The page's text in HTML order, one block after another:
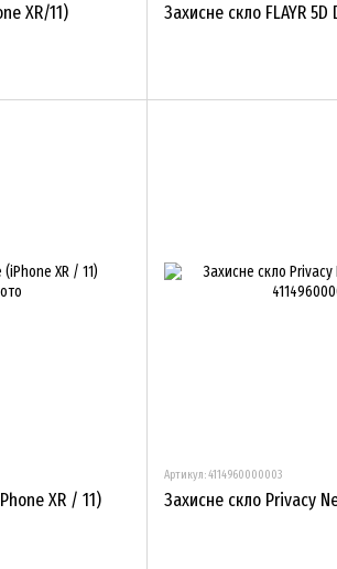
XR/11) Захисне скло FLAYR
XR / 11)
Артикул: 4114960000003
Захисне скло Privacy